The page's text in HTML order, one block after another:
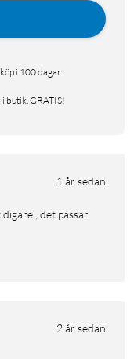
i 100 dagar
butik, GRATIS!
1 år sedan
2 år sedan